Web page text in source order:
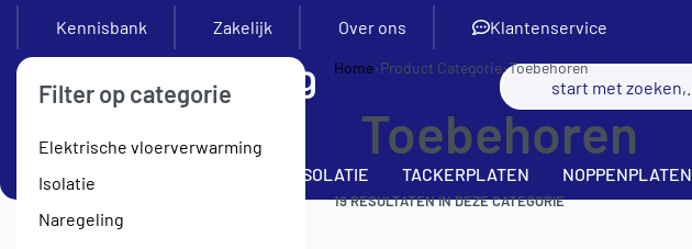
Kennisbank Zakelijk Over ons Klantenservice
SETS ISOLATIE TACKERPLATEN NOPPENPLATEN
Filter op categorie
Elektrische vloerverwarming
Isolatie
Naregeling
Home›Product Categorie›Toebehoren
Toebehoren
19RESULTATEN IN DEZE CATEGORIE